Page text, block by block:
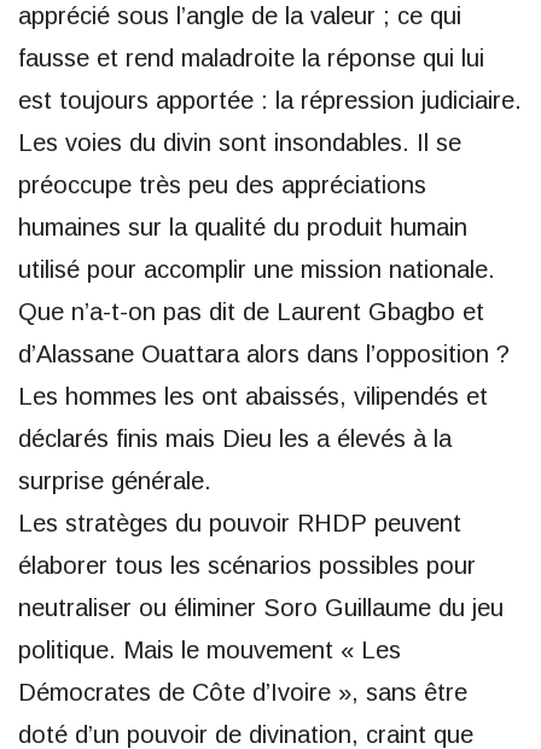
apprécié sous l’angle de la valeur ; ce qui
fausse et rend maladroite la réponse qui lui
est toujours apportée : la répression judiciaire.
Les voies du divin sont insondables. Il se
préoccupe très peu des appréciations
humaines sur la qualité du produit humain
utilisé pour accomplir une mission nationale.
Que n’a-t-on pas dit de Laurent Gbagbo et
d’Alassane Ouattara alors dans l’opposition ?
Les hommes les ont abaissés, vilipendés et
déclarés finis mais Dieu les a élevés à la
surprise générale.
Les stratèges du pouvoir RHDP peuvent
élaborer tous les scénarios possibles pour
neutraliser ou éliminer Soro Guillaume du jeu
politique. Mais le mouvement « Les
Démocrates de Côte d’Ivoire », sans être
doté d’un pouvoir de divination, craint que